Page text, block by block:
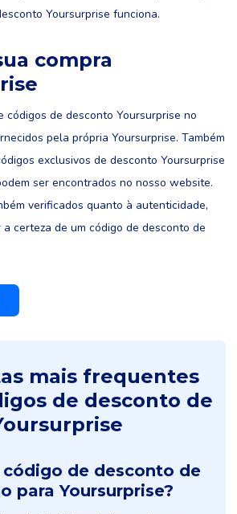
Yoursurprise funciona.
compra
códigos de desconto Yoursurprise no
pela própria Yoursurprise. Também
exclusivos de desconto Yoursurprise
ser encontrados no nosso website.
verificados quanto à autenticidade,
certeza de um código de desconto de
mais frequentes
de desconto de
código de desconto de
para Yoursurprise?